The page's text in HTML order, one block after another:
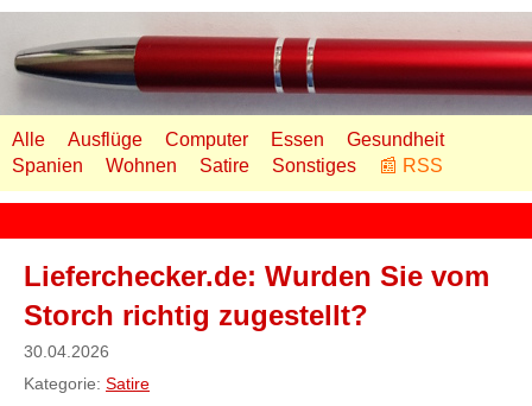
Alle Ausflüge Computer Essen
Gesundheit
Spanien
Wohnen Satire Sonstiges 📰 RSS
Lieferchecker.de: Wurden Sie vom
Storch richtig zugestellt?
30.04.2026
Kategorie: Satire